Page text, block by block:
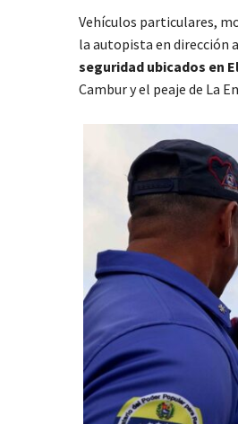
Vehículos particulares,
la autopista en dirección
seguridad ubicados en
Cambur y el peaje de La